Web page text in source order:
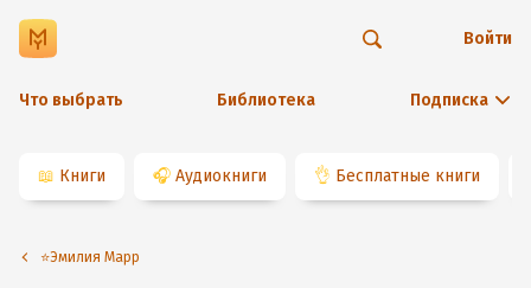
Что выбрать Библиотека Подписка
Войти
📖 Книги 🎧 Аудиокниги 👌 Бесплатные книги
⭐️Эмилия Марр